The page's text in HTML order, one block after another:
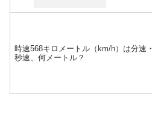
時速568キロメートル（km/h）は分速・
秒速、何メートル？